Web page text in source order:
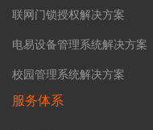
联网门锁授权解决方案
电易设备管理系统解决方案
校园管理系统解决方案
服务体系